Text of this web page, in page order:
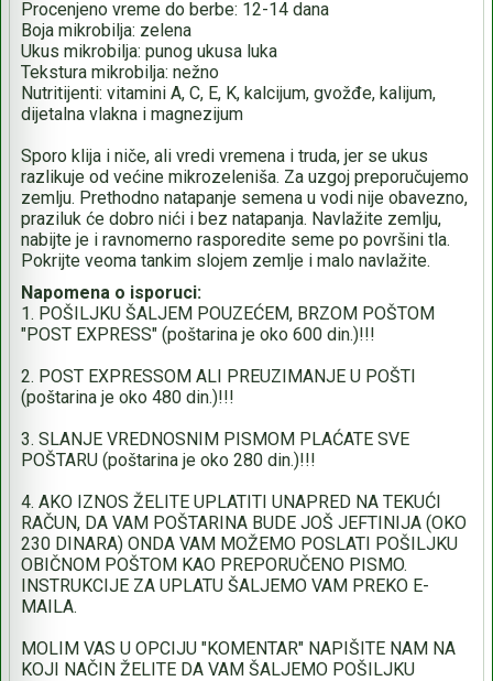
Procenjeno vreme do berbe: 12-14 dana
Boja mikrobilja: zelena
Ukus mikrobilja: punog ukusa luka
Tekstura mikrobilja: nežno
Nutritijenti: vitamini A, C, E, K, kalcijum, gvožđe, kalijum,
dijetalna vlakna i magnezijum
Sporo klija i niče, ali vredi vremena i truda, jer se ukus
razlikuje od većine mikrozeleniša. Za uzgoj preporučujemo
zemlju. Prethodno natapanje semena u vodi nije obavezno,
praziluk će dobro nići i bez natapanja. Navlažite zemlju,
nabijte je i ravnomerno rasporedite seme po površini tla.
Pokrijte veoma tankim slojem zemlje i malo navlažite.
Napomena o isporuci:
1. POŠILJKU ŠALJEM POUZEĆEM, BRZOM POŠTOM
"POST EXPRESS" (poštarina je oko 600 din.)!!!
2. POST EXPRESSOM ALI PREUZIMANJE U POŠTI
(poštarina je oko 480 din.)!!!
3. SLANJE VREDNOSNIM PISMOM PLAĆATE SVE
POŠTARU (poštarina je oko 280 din.)!!!
4. AKO IZNOS ŽELITE UPLATITI UNAPRED NA TEKUĆI
RAČUN, DA VAM POŠTARINA BUDE JOŠ JEFTINIJA (OKO
230 DINARA) ONDA VAM MOŽEMO POSLATI POŠILJKU
OBIČNOM POŠTOM KAO PREPORUČENO PISMO.
INSTRUKCIJE ZA UPLATU ŠALJEMO VAM PREKO E-
MAILA.
MOLIM VAS U OPCIJU "KOMENTAR" NAPIŠITE NAM NA
KOJI NAČIN ŽELITE DA VAM ŠALJEMO POŠILJKU